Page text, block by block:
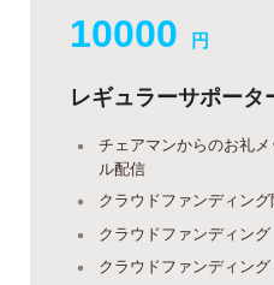
10000 円
レギュラーサポータ
チェアマンからのお礼
ル配信
クラウドファンディン
クラウドファンディン
クラウドファンディン